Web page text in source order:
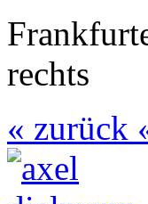
rechts
« zurück